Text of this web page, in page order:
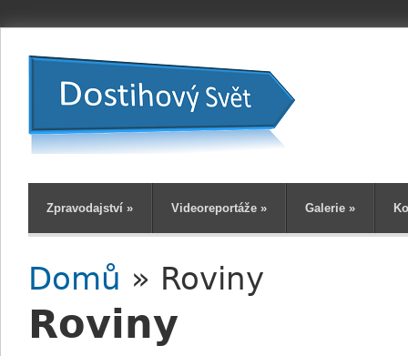
Zpravodajství » Videoreportáže » Galerie »
Jste zde
Domů » Roviny
Roviny